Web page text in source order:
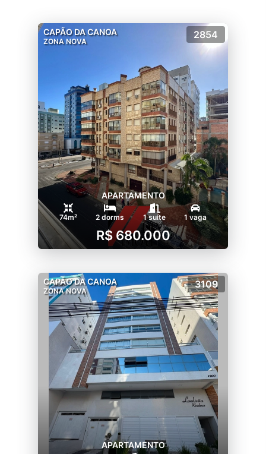
CAPÃO DA CANOA
ZONA NOVA
2854
APARTAMENTO
74m² 2 dorms 1 suíte 1 vaga
R$ 680.000
CAPÃO DA CANOA
ZONA NOVA
3109
APARTAMENTO